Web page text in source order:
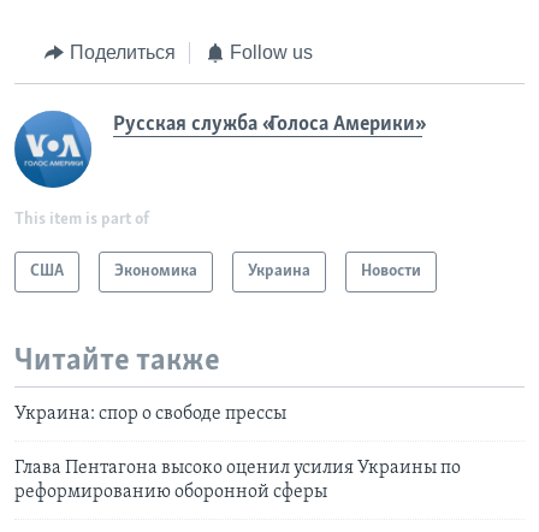
Поделиться Follow us
Русская служба «Голоса Америки»
This item is part of
США Экономика Украина Новости
Читайте также
Украина: спор о свободе прессы
Глава Пентагона высоко оценил усилия Украины по
реформированию оборонной сферы